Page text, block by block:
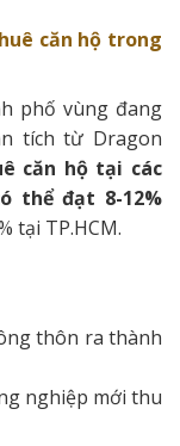
căn hộ trong
phố vùng đang
tích từ Dragon
căn hộ tại các
thể đạt 8-12%
tại TP.HCM.
thôn ra thành
nghiệp mới thu